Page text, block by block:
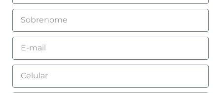
Sobrenome
Email
Celular